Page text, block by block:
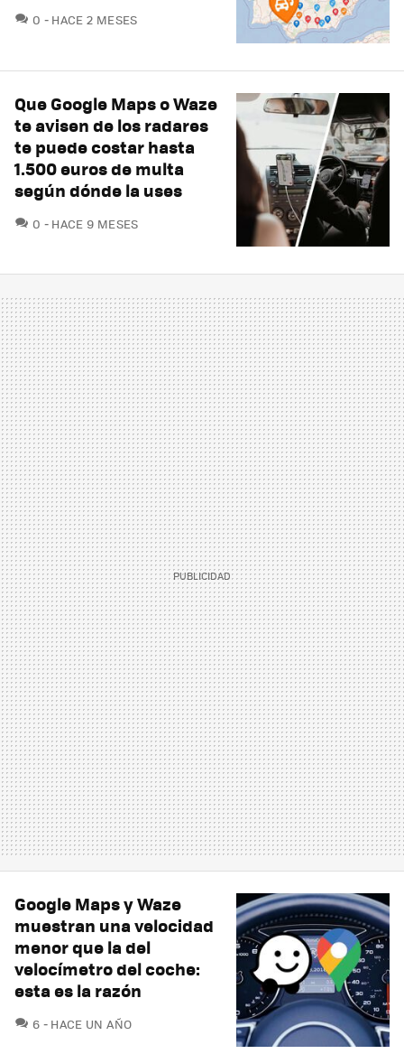
0 COMENTARIOS
HACE 2 MESES
Que Google Maps o Waze
te avisen de los radares
te puede costar hasta
1.500 euros de multa
según dónde la uses
0 COMENTARIOS
HACE 9 MESES
Google Maps y Waze
muestran una velocidad
menor que la del
velocímetro del coche:
esta es la razón
6 COMENTARIOS
HACE UN AÑO